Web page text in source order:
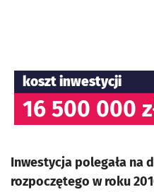
koszt inwestycji
16 500 000
Inwestycja polegała na
rozpoczętego w roku